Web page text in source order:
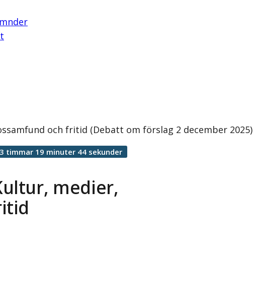
och fritid (Debatt om förslag 2 december 2025)
medier,
3 timmar 19 minuter 44 sekunder